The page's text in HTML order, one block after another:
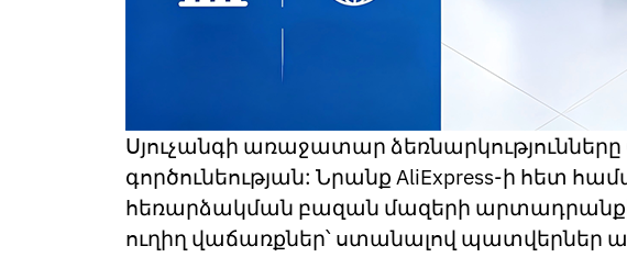
Սյուչանգի առաջատար
գործունեության: Նրանք AliExpress-ի հետ
հեռարձակման բազան մազերի արտադրանքի
ուղիղ վաճառքներ՝ ստանալով պատվերներ